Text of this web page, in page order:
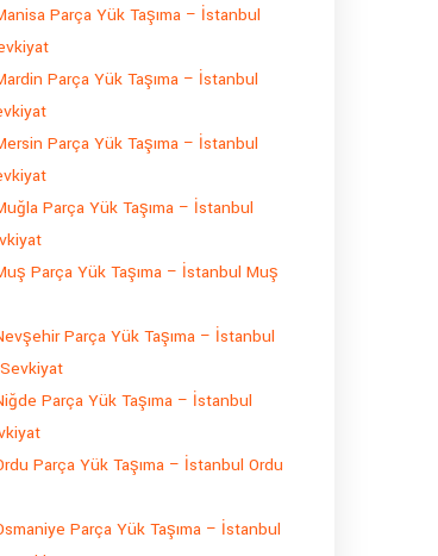
Parça Yük Taşıma – İstanbul
Parça Yük Taşıma – İstanbul
Parça Yük Taşıma – İstanbul
Parça Yük Taşıma – İstanbul
Parça Yük Taşıma – İstanbul Muş
Parça Yük Taşıma – İstanbul
Parça Yük Taşıma – İstanbul
Parça Yük Taşıma – İstanbul Ordu
Parça Yük Taşıma – İstanbul